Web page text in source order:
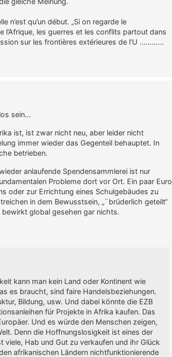
n’est qu’un début. „Si on regarde le
les guerres et les conflits partout dans
sur les frontières extérieures de l’U …………
sein…
ist, ist zwar nicht neu, aber leider nicht
immer wieder das Gegenteil behauptet. In
betrieben.
anlaufende Spendensammlerei ist nur
Probleme dort vor Ort. Ein paar Euro
oder zur Errichtung eines Schulgebäudes zu
in dem Bewusstsein, „¨brüderlich geteilt“
bewirkt global gesehen gar nichts.
kann man kein Land oder Kontinent wie
es braucht, sind faire Handelsbeziehungen.
Bildung, usw. Und dabei könnte die EZB
für Projekte in Afrika kaufen. Das
Und es würde den Menschen zeigen,
Denn die Hoffnungslosigkeit ist eines der
Hab und Gut zu verkaufen und ihr Glück
afrikanischen Ländern nichtfunktionierende